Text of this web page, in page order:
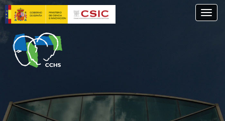
Skip
to
main
content